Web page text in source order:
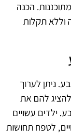
הכנה
וללא תקלות
ניתן לערוך
להם את
ילדים עשויים
לטפח תחושות